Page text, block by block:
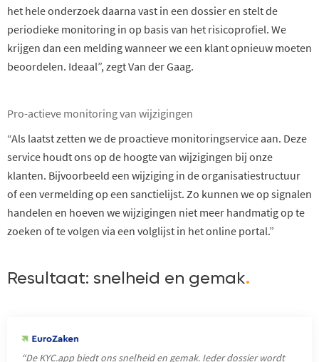
het hele onderzoek daarna vast in een dossier en stelt de
periodieke monitoring in op basis van het risicoprofiel. We
krijgen dan een melding wanneer we een klant opnieuw moeten
beoordelen. Ideaal”, zegt Van der Gaag.
Pro-actieve monitoring van wijzigingen
“Als laatst zetten we de proactieve monitoringservice aan. Deze
service houdt ons op de hoogte van wijzigingen bij onze
klanten. Bijvoorbeeld een wijziging in de organisatiestructuur
of een vermelding op een sanctielijst. Zo kunnen we op signalen
handelen en hoeven we wijzigingen niet meer handmatig op te
zoeken of te volgen via een volglijst in het online portal.”
Resultaat: snelheid en gemak.
“De KYC.app biedt ons snelheid en gemak. Ieder dossier wordt